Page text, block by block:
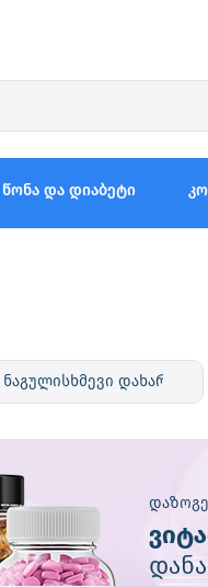
და დიაბეტი